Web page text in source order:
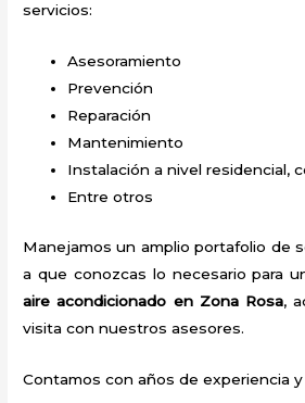
servicios:
Asesoramiento
Prevención
Reparación
Mantenimiento
Instalación a nivel residencial,
Entre otros
Manejamos un amplio portafolio de
a que conozcas lo necesario para
aire acondicionado en Zona Rosa,
visita con nuestros asesores.
Contamos con años de experiencia